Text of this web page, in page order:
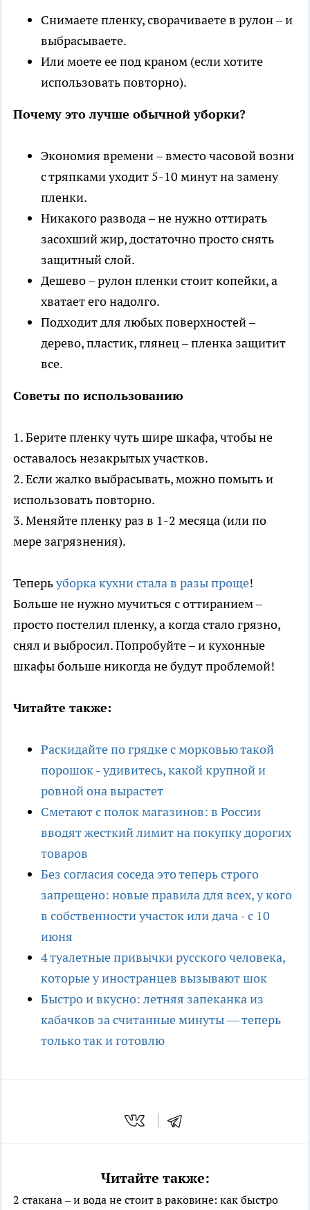
Снимаете пленку, сворачиваете в рулон – и
выбрасываете.
Или моете ее под краном (если хотите
использовать повторно).
Почему это лучше обычной уборки?
Экономия времени – вместо часовой возни
с тряпками уходит 5-10 минут на замену
пленки.
Никакого развода – не нужно оттирать
засохший жир, достаточно просто снять
защитный слой.
Дешево – рулон пленки стоит копейки, а
хватает его надолго.
Подходит для любых поверхностей –
дерево, пластик, глянец – пленка защитит
все.
Советы по использованию
1. Берите пленку чуть шире шкафа, чтобы не
оставалось незакрытых участков.
2. Если жалко выбрасывать, можно помыть и
использовать повторно.
3. Меняйте пленку раз в 1-2 месяца (или по
мере загрязнения).
Теперьуборка кухни стала в разы проще!
Больше не нужно мучиться с оттиранием –
просто постелил пленку, а когда стало грязно,
снял и выбросил. Попробуйте – и кухонные
шкафы больше никогда не будут проблемой!
Читайте также:
Раскидайте по грядке с морковью такой
порошок - удивитесь, какой крупной и
ровной она вырастет
Сметают с полок магазинов: в России
вводят жесткий лимит на покупку дорогих
товаров
Без согласия соседа это теперь строго
запрещено: новые правила для всех, у кого
в собственности участок или дача - с 10
июня
4 туалетные привычки русского человека,
которые у иностранцев вызывают шок
Быстро и вкусно: летняя запеканка из
кабачков за считанные минуты — теперь
только так и готовлю
Читайте также:
2 стакана – и вода не стоит в раковине: как быстро